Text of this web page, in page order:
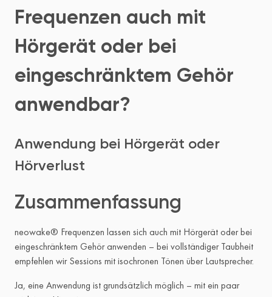
Frequenzen auch mit
Hörgerät oder bei
eingeschränktem Gehör
anwendbar?
Anwendung bei Hörgerät oder
Hörverlust
Zusammenfassung
neowake® Frequenzen lassen sich auch mit Hörgerät oder bei
eingeschränktem Gehör anwenden – bei vollständiger Taubheit
empfehlen wir Sessions mit isochronen Tönen über Lautsprecher.
Ja, eine Anwendung ist grundsätzlich möglich – mit ein paar